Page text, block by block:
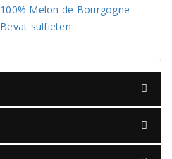
100% Melon de Bourgogne
Bevat sulfieten